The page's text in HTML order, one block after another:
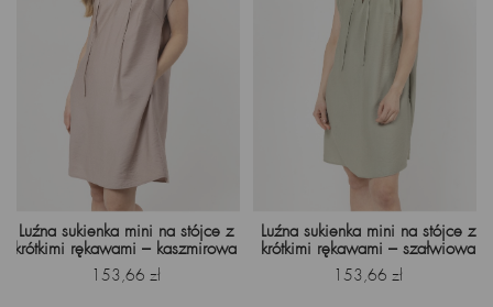
Luźna sukienka mini na stójce z
krótkimi rękawami – kaszmirowa
Cena
153,66 zł
Luźna sukienka mini na stójce z
krótkimi rękawami – szałwiowa
Cena
153,66 zł